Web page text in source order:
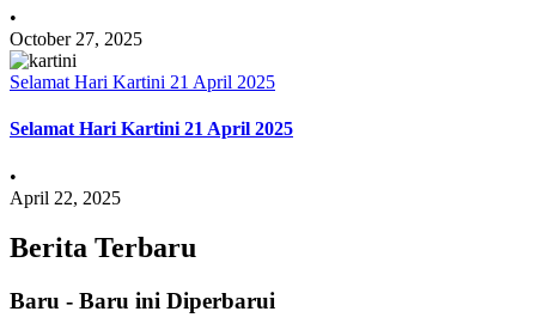
•
October 27, 2025
Selamat Hari Kartini 21 April 2025
Selamat Hari Kartini 21 April 2025
•
April 22, 2025
Berita Terbaru
Baru - Baru ini Diperbarui